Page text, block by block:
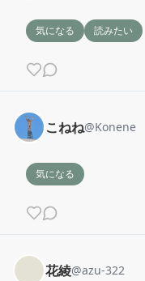
気になる 読みたい
こねね@Konene
気になる
花綾@azu-322